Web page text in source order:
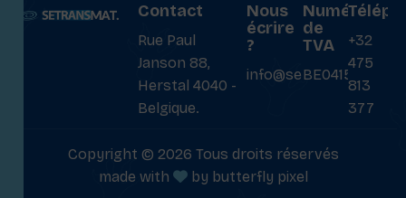
Contact
Rue Paul
Janson 88,
Herstal 4040 -
Belgique.
Nous
écrire
?
info@setransmat.com
Numéro
de
TVA
BE0415027069
+32
475
813
377
Copyright © 2026 Tous droits réservés
made with
by butterfly pixel